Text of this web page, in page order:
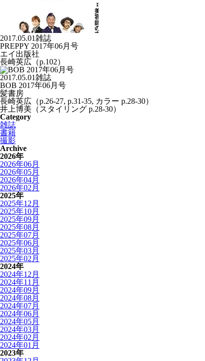
2017.05.01雑誌
PREPPY 2017年06月号
エイ出版社
長崎英広（p.102）
2017.05.01雑誌
BOB 2017年06月号
髪書房
長崎英広（p.26-27, p.31-35, カラー p.28-30）
井上博美（スタイリング p.28-30）
Category
雑誌
書籍
撮影
Archive
2026年
2026年06月
2026年05月
2026年04月
2026年02月
2025年
2025年12月
2025年10月
2025年09月
2025年08月
2025年07月
2025年06月
2025年03月
2025年02月
2024年
2024年12月
2024年11月
2024年09月
2024年08月
2024年07月
2024年06月
2024年05月
2024年03月
2024年02月
2024年01月
2023年